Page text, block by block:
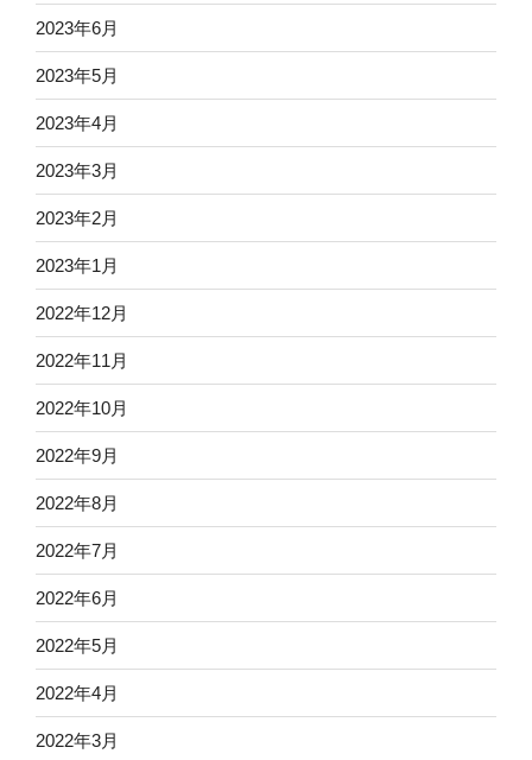
2023年6月
2023年5月
2023年4月
2023年3月
2023年2月
2023年1月
2022年12月
2022年11月
2022年10月
2022年9月
2022年8月
2022年7月
2022年6月
2022年5月
2022年4月
2022年3月